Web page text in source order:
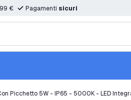
€ Pagamenti sicuri
Picchetto 5W - IP65 - 5000K - LED